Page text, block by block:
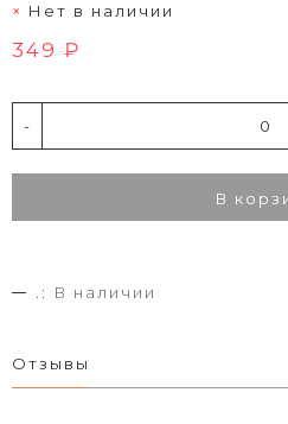
Нет в наличии
349 ₽
-
В
.: В наличии
Отзывы